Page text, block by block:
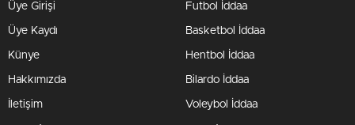
Üye Girişi
Üye Kaydı
Künye
Hakkımızda
İletişim
Futbol İddaa
Basketbol İddaa
Hentbol İddaa
Bilardo İddaa
Voleybol İddaa